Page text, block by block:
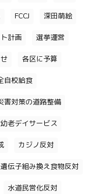
FCCJ 深田萌絵
計画 選挙運営
各区に予算
自校給食
害対策の道路整備
幼老デイサービス
カジノ反対
遺伝子組み換え食物反対
水道民営化反対